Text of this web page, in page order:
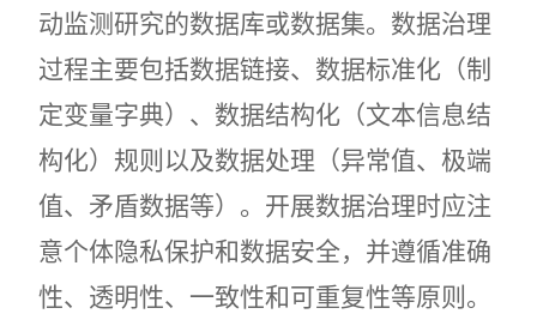
动监测研究的数据库或数据集。数据治理
过程主要包括数据链接、数据标准化（制
定变量字典）、数据结构化（文本信息结
构化）规则以及数据处理（异常值、极端
值、矛盾数据等）。开展数据治理时应注
意个体隐私保护和数据安全，并遵循准确
性、透明性、一致性和可重复性等原则。